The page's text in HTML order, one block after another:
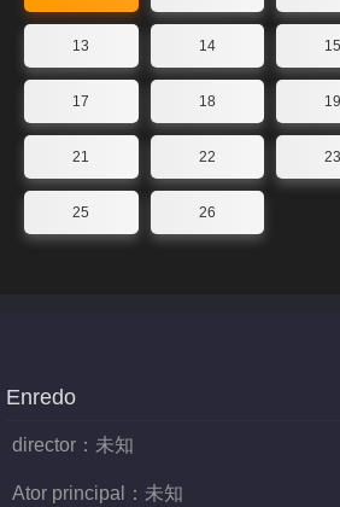
13 14 15
17 18 19
21 22 23
25 26
Enredo
director： 未知
Ator principal： 未知